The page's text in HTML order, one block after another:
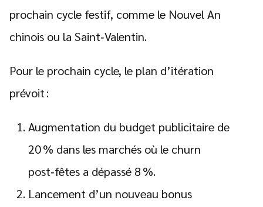
prochain cycle festif, comme le Nouvel An
chinois ou la Saint‑Valentin.
Pour le prochain cycle, le plan d’itération
prévoit :
Augmentation du budget publicitaire de
20 % dans les marchés où le churn
post‑fêtes a dépassé 8 %.
Lancement d’un nouveau bonus